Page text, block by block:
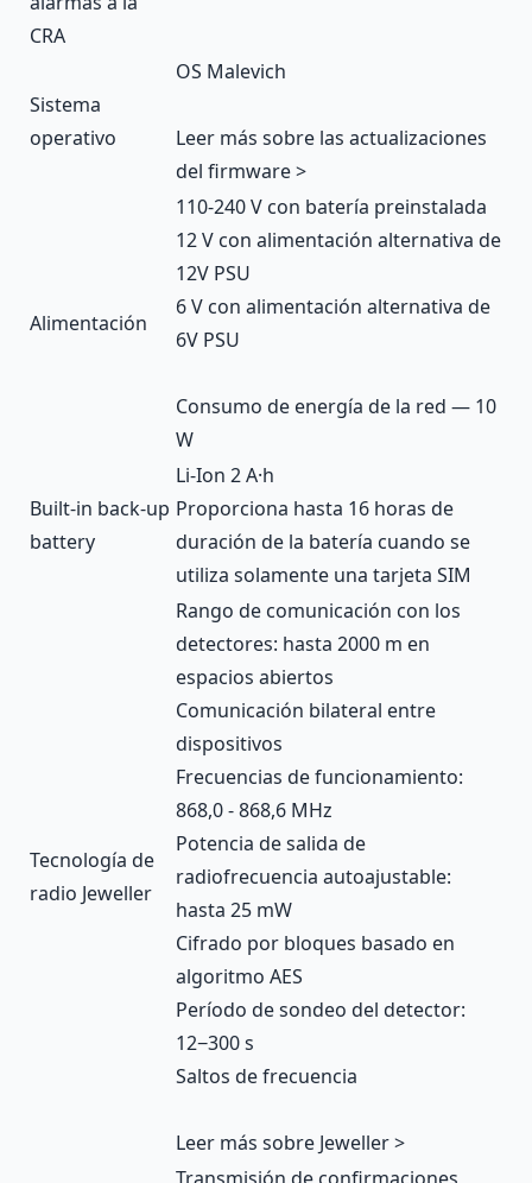
CRA
Sistema
operativo
OS Malevich
Leer más sobre las actualizaciones
del firmware >
Alimentación
110-240 V con batería preinstalada
12 V con alimentación alternativa de
12V PSU
6 V con alimentación alternativa de
6V PSU
Consumo de energía de la red — 10
W
Built-in back-up
battery
Li-Ion 2 А·h
Proporciona hasta 16 horas de
duración de la batería cuando se
utiliza solamente una tarjeta SIM
Tecnología de
radio Jeweller
Rango de comunicación con los
detectores: hasta 2000 m en
espacios abiertos
Comunicación bilateral entre
dispositivos
Frecuencias de funcionamiento:
868,0 - 868,6 MHz
Potencia de salida de
radiofrecuencia autoajustable:
hasta 25 mW
Cifrado por bloques basado en
algoritmo AES
Período de sondeo del detector:
12−300 s
Saltos de frecuencia
Leer más sobre Jeweller >
Transmisión de confirmaciones